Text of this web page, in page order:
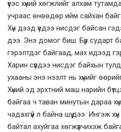
үеэс хүний хөгжлийг алхам
учраас өнөөдөр ийм сайхан
Хүн дээд үедээ нисдэг байсан
дээ. Энэ домог биш. Бүр сударт
гэрэлтдэг байгаад, мах идээд
Харин сүүлдээ нисдэг байхын
ухааны энэ нээлт нь хүнийг
Хүний эд эрхтний маш нарийн
байгаа ч таван минутын дараа
чадахгүй л байна шүү дээ. Ингэж
байтал ахуйгаа хөгжүүлчихэж